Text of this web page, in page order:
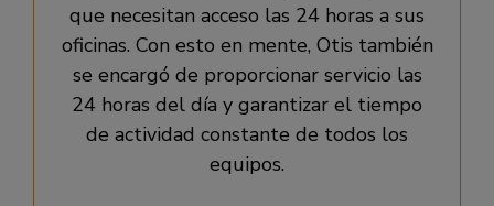
que necesitan acceso las 24 horas a sus
oficinas. Con esto en mente, Otis también
se encargó de proporcionar servicio las
24 horas del día y garantizar el tiempo
de actividad constante de todos los
equipos.